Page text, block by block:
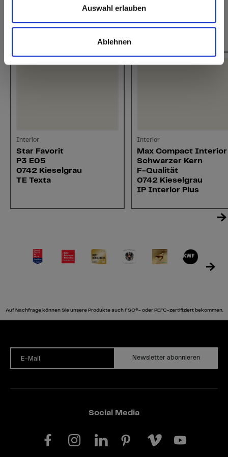
Auswahl erlauben
Ablehnen
Interior
Star Favorit
P3 E05
0742 Kieselgrau
TE Texta
Interior
Max Compact Interior
Schwarzer Kern
F-Qualität
0742 Kieselgrau
IP Interior Plus
Auf Nachfrage können Sie unsere Produkte auch FSC®- oder PEFC-zertifiziert bekommen.
E-Mail Newsletter abonnieren
Social Media